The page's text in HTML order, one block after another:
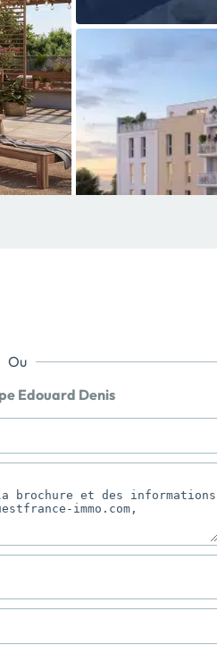
Ou
Edouard Denis